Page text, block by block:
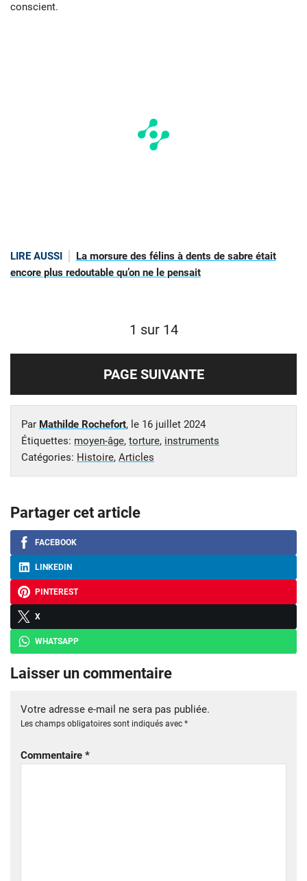
conscient.
LIRE AUSSI
La morsure des félins à dents de sabre était
encore plus redoutable qu’on ne le pensait
1 sur 14
PAGE SUIVANTE
Par Mathilde Rochefort, le 16 juillet 2024
Étiquettes: moyen-âge, torture, instruments
Catégories: Histoire, Articles
Partager cet article
FACEBOOK
LINKEDIN
PINTEREST
X
WHATSAPP
Laisser un commentaire
Votre adresse e-mail ne sera pas publiée.
Les champs obligatoires sont indiqués avec *
Commentaire *